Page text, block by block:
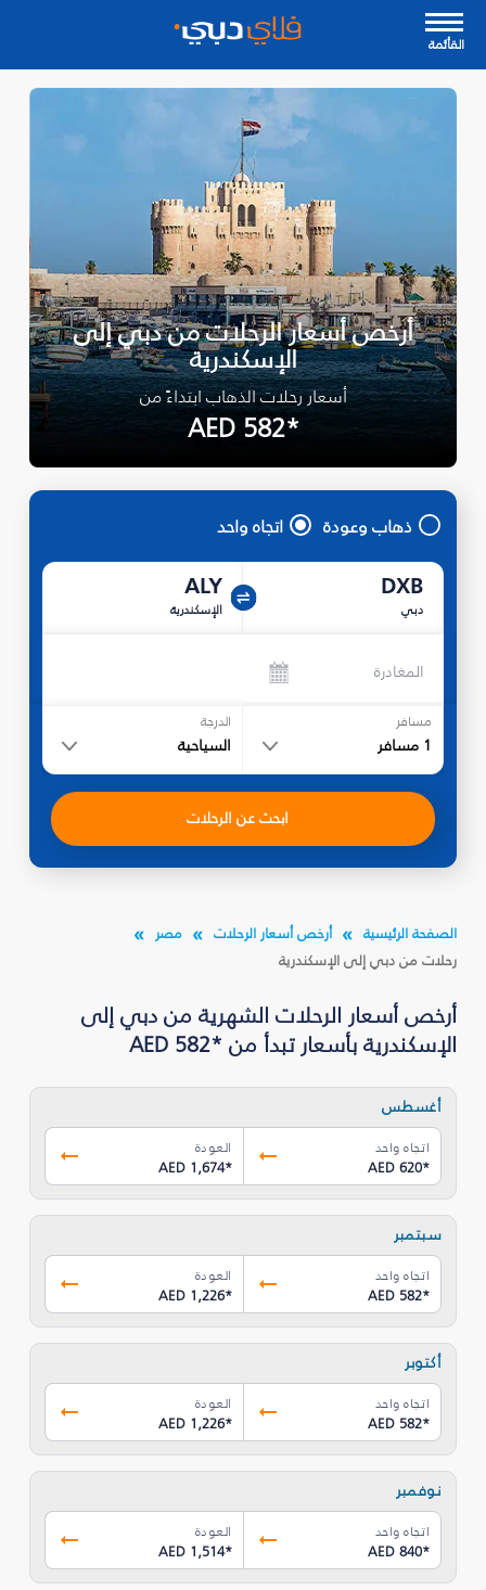
القأئمة
أرخص أسعار الرحلات من دبي إلى
الإسكندرية
أسعار رحلات الذهاب ابتداءً من
*AED 582
ذهاب وعودة اتجاه واحد
DXB
دبي
ALY
الإسكندرية
المغادرة
مسافر
1 مسافر
الدرجة
السياحية
ابحث عن الرحلات
الصفحة الرئيسية أرخص أسعار الرحلات
مصر
رحلات من دبي إلى الإسكندرية
أرخص أسعار الرحلات الشهرية من دبي إلى
الإسكندرية بأسعار تبدأ من *AED 582
أغسطس
اتجاه واحد
AED 620*
العودة
AED 1,674*
سبتمبر
اتجاه واحد
AED 582*
العودة
AED 1,226*
أكتوبر
اتجاه واحد
AED 582*
العودة
AED 1,226*
نوفمبر
اتجاه واحد
AED 840*
العودة
AED 1,514*